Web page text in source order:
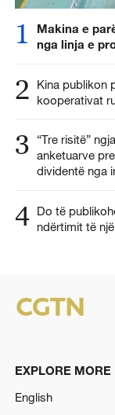
1
Makina e
nga linja e
2
Kina publikon
kooperativat
3
“Tre risitë”
anketuarve
dividentë nga
4 Do të
ndërtimit të
EXPLORE MORE
English